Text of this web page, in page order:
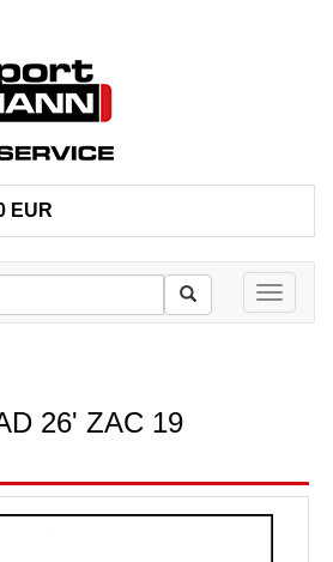
EUR
Toggle
26' ZAC 19